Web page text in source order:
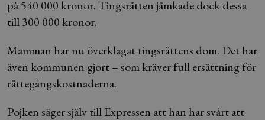
på 540 000 kronor. Tingsrätten jämkade dock dessa
till 300 000 kronor.
Mamman har nu överklagat tingsrättens dom. Det har
även kommunen gjort – som kräver full ersättning för
rättegångskostnaderna.
Pojken säger själv till Expressen att han har svårt att